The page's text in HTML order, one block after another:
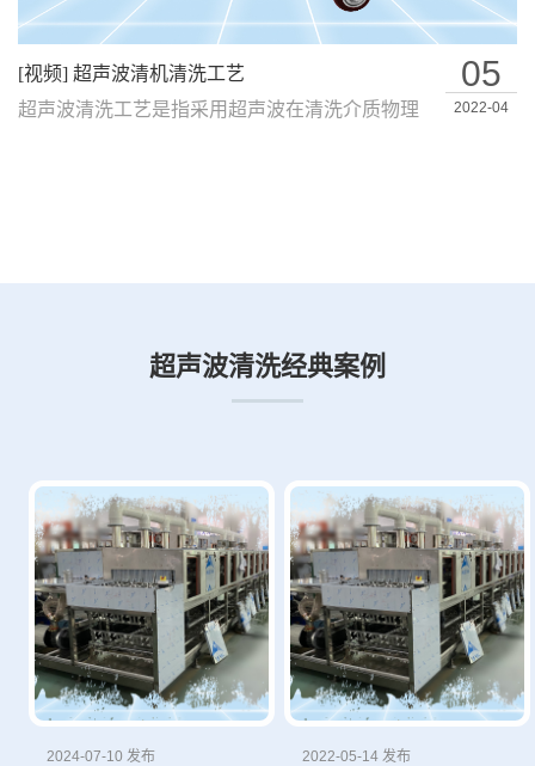
05
2022-04
[视频] 超声波清机清洗工艺
超声波清洗工艺是指采用超声波在清洗介质物理
超声波清洗经典案例
2024-07-10 发布 2022-05-14 发布